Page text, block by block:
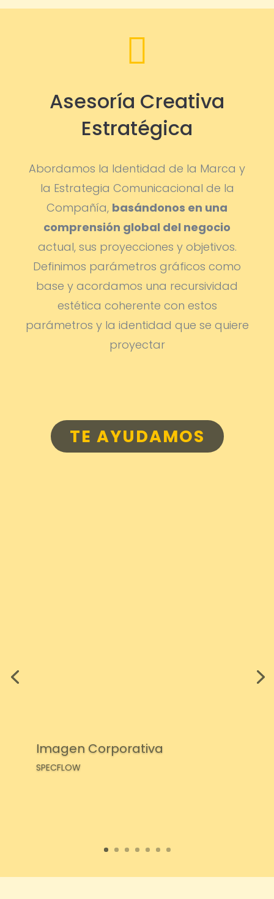

Asesoría Creativa
Estratégica
Abordamos la Identidad de la Marca y
la Estrategia Comunicacional de la
Compañía, basándonos en una
comprensión global del negocio
actual, sus proyecciones y objetivos.
Definimos parámetros gráficos como
base y acordamos una recursividad
estética coherente con estos
parámetros y la identidad que se quiere
proyectar
TE AYUDAMOS
Imagen Corporativa
SPECFLOW